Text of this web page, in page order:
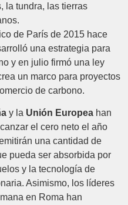
la tundra, las tierras
de París de 2015 hace
una estrategia para
y en julio firmó una ley
un marco para proyectos
de carbono.
y la Unión Europea han
el cero neto el año
una cantidad de
pueda ser absorbida por
y la tecnología de
Asimismo, los líderes
en Roma han